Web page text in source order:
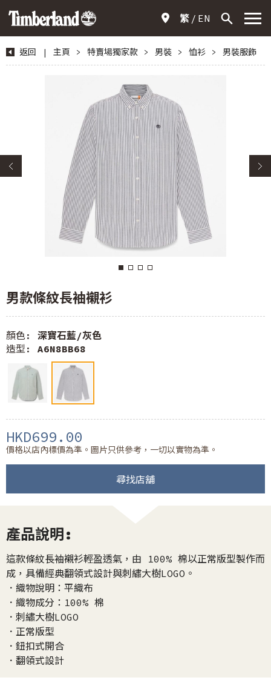
繁 EN
返回 | 主頁 > 特賣場獨家款 > 男裝 > 恤衫 > 男裝服飾
男款條紋長袖襯衫
顏色: 深寶石藍/灰色
造型: A6N8BB68
HKD699.00
價格以店內標價為準。圖片只供參考，一切以實物為準。
尋找店舖
產品說明:
這款條紋長袖襯衫輕盈透氣，由 100% 棉以正常版型製作而
成，具備經典翻領式設計與刺繡大樹LOGO。
．織物說明：平織布
．織物成分：100% 棉
．刺繡大樹LOGO
．正常版型
．鈕扣式開合
．翻領式設計